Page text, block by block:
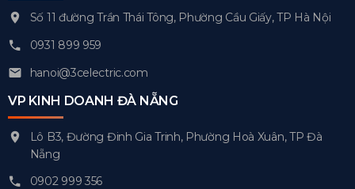
Số 11 đường Trần Thái Tông, Phường Cầu Giấy, TP Hà Nội
0931 899 959
hanoi@3celectric.com
VP KINH DOANH ĐÀ NẴNG
Lô B3, Đường Đinh Gia Trinh, Phường Hoà Xuân, TP Đà
Nẵng
0902 999 356